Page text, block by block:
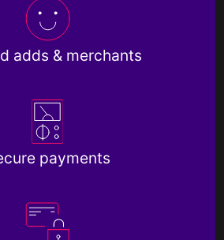
adds & merchants
payments